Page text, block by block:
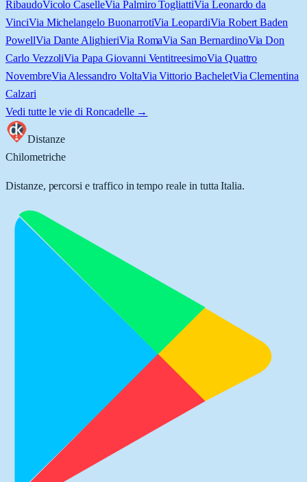
RibaudoVicolo CaselleVia Palmiro TogliattiVia Leonardo da
VinciVia Michelangelo BuonarrotiVia LeopardiVia Robert Baden
PowellVia Dante AlighieriVia RomaVia San BernardinoVia Don
Carlo VezzoliVia Papa Giovanni VentitreesimoVia Quattro
NovembreVia Alessandro VoltaVia Vittorio BacheletVia Clementina
Calzari
Vedi tutte le vie di Roncadelle→
Distanze
Chilometriche
Distanze, percorsi e traffico in tempo reale in tutta Italia.